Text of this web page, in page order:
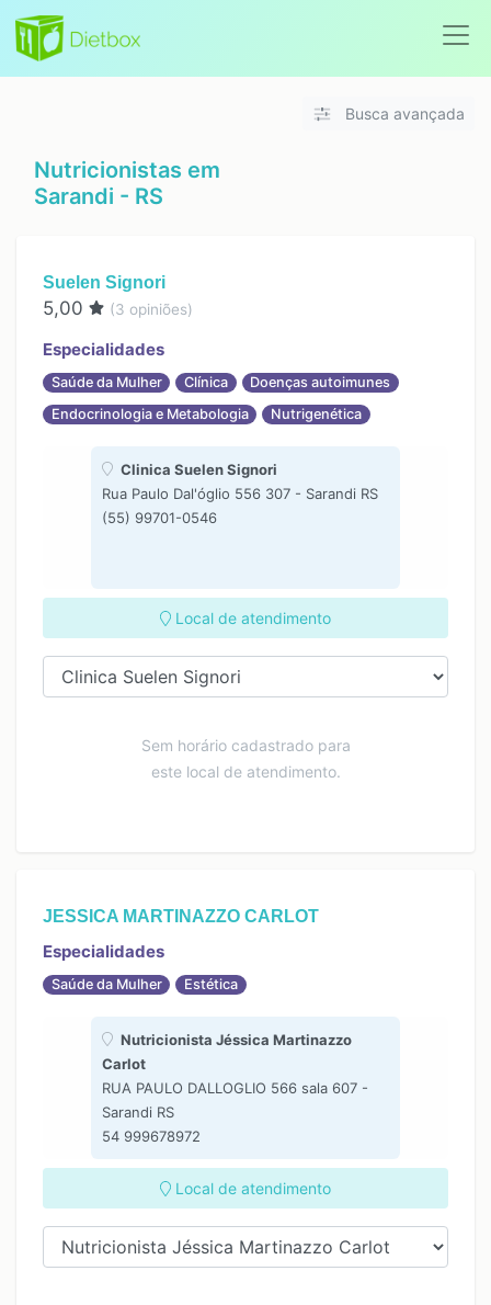
Busca avançada
Nutricionistas em
Sarandi - RS
Suelen Signori
5,00 (3 opiniões)
Especialidades
Saúde da Mulher Clínica
Doenças autoimunes
Endocrinologia e Metabologia
Nutrigenética
Clinica Suelen Signori
Rua Paulo Dal'óglio 556 307 - Sarandi RS
(55) 99701-0546
Local de atendimento
Sem horário cadastrado para
este local de atendimento.
JESSICA MARTINAZZO CARLOT
Especialidades
Saúde da Mulher Estética
Nutricionista Jéssica Martinazzo
Carlot
RUA PAULO DALLOGLIO 566 sala 607 -
Sarandi RS
54 999678972
Local de atendimento